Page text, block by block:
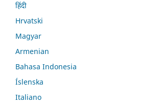
हिंदी
Hrvatski
Magyar
Armenian
Bahasa Indonesia
Íslenska
Italiano